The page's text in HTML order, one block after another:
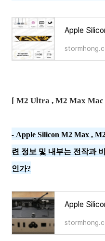
[ M2 Ultra , M2 Max Mac
- Apple Silicon M2 Max ,
련 정보 및 내부는 전작과
인가?